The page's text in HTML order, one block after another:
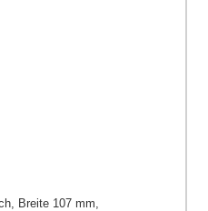
Breite 107 mm,